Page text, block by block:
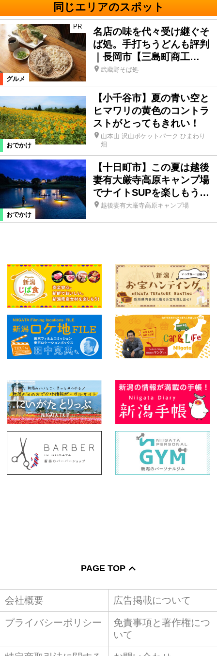
同じエリアのスポット
グルメ
PR
名店の味を代々受け継ぐそ
ば処。手打ちうどんも評判
｜長岡市【三島町商工…
武蔵野そば処
おでかけ
【小千谷市】夏の青い空と
ヒマワリの黄色のコントラ
ストがとってもきれい！
山本山 沢山ポケットパーク ひまわり
畑
おでかけ
【十日町市】この夏は越後
妻有大厳寺高原キャンプ場
でナイトSUPを楽しもう…
越後妻有大厳寺高原キャンプ場
PAGE TOP
会社概要 広告掲載について
プライバシーポリシー
免責事項と著作権につ
いて